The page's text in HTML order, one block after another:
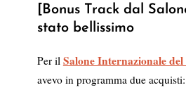
[Bonus Track dal
stato bellissimo
Per il Salone Internazionale
avevo in programma due acquisti: